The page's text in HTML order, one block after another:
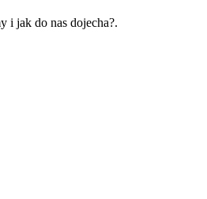
i jak do nas dojecha?.